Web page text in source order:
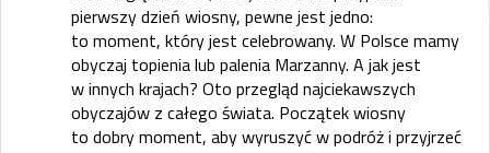
pierwszy dzień wiosny, pewne jest jedno:
to moment, który jest celebrowany. W Polsce mamy
obyczaj topienia lub palenia Marzanny. A jak jest
w innych krajach? Oto przegląd najciekawszych
obyczajów z całego świata. Początek wiosny
to dobry moment, aby wyruszyć w podróż i przyjrzeć